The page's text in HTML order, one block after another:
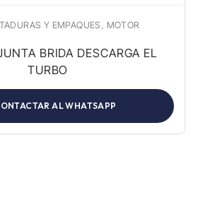
Y EMPAQUES MOTOR
BRIDA DESCARGA EL
TURBO
AL WHATSAPP